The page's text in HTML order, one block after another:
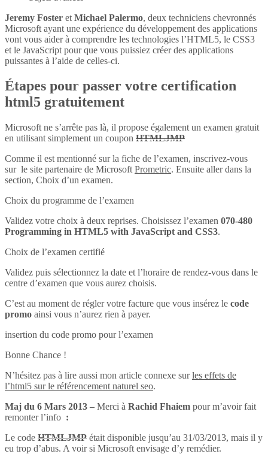
Jeremy Foster et Michael Palermo, deux techniciens chevronnés
Microsoft ayant une expérience du développement des applications
vont vous aider à comprendre les technologies l’HTML5, le CSS3
et le JavaScript pour que vous puissiez créer des applications
puissantes à l’aide de celles-ci.
Étapes pour passer votre certification
html5 gratuitement
Microsoft ne s’arrête pas là, il propose également un examen gratuit
en utilisant simplement un coupon HTMLJMP
Comme il est mentionné sur la fiche de l’examen, inscrivez-vous
sur le site partenaire de Microsoft Prometric. Ensuite aller dans la
section, Choix d’un examen.
Choix du programme de l’examen
Validez votre choix à deux reprises. Choisissez l’examen 070-480
Programming in HTML5 with JavaScript and CSS3.
Choix de l’examen certifié
Validez puis sélectionnez la date et l’horaire de rendez-vous dans le
centre d’examen que vous aurez choisis.
C’est au moment de régler votre facture que vous insérez le code
promo ainsi vous n’aurez rien à payer.
insertion du code promo pour l’examen
Bonne Chance !
N’hésitez pas à lire aussi mon article connexe surles effets de
l’html5 sur le référencement naturel seo.
Maj du 6 Mars 2013 – Merci à Rachid Fhaiem pour m’avoir fait
remonter l’info :
Le code HTMLJMP était disponible jusqu’au 31/03/2013, mais il y
eu trop d’abus. A voir si Microsoft envisage d’y remédier.